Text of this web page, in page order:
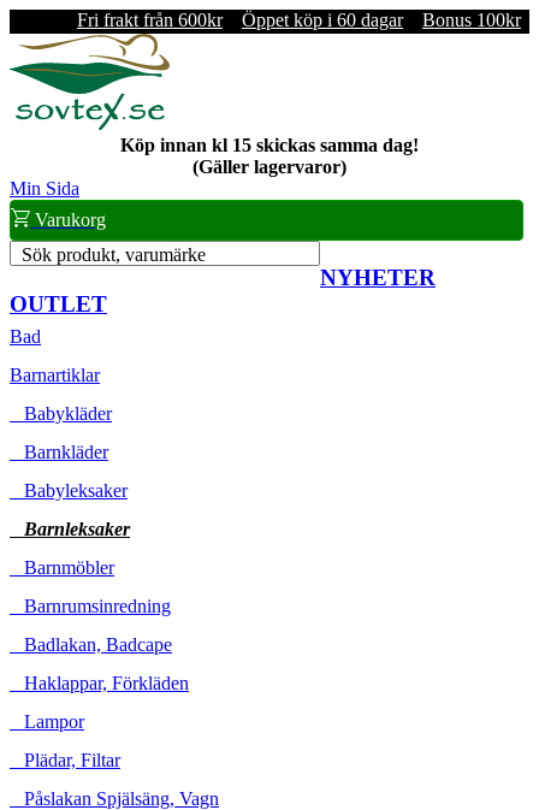
Fri frakt från 600kr Öppet köp i 60 dagar Bonus 100kr
Köp innan kl 15 skickas samma dag!
(Gäller lagervaror)
Min Sida
Varukorg
Sök produkt, varumärke
NYHETER
OUTLET
Bad
Barnartiklar
Babykläder
Barnkläder
Babyleksaker
Barnleksaker
Barnmöbler
Barnrumsinredning
Badlakan, Badcape
Haklappar, Förkläden
Lampor
Plädar, Filtar
Påslakan Spjälsäng, Vagn